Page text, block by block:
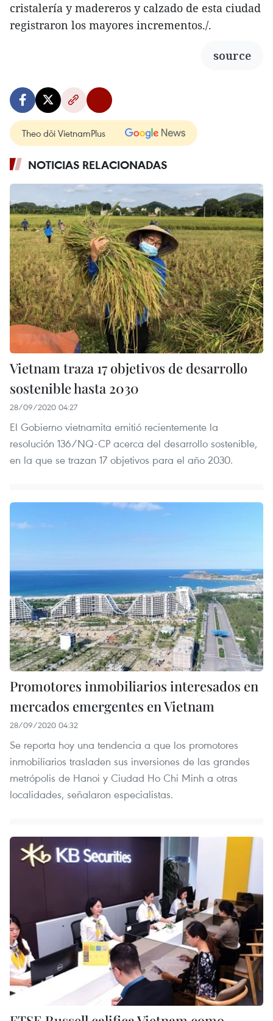
cristalería y madereros y calzado de esta ciudad
registraron los mayores incrementos./.
source
Theo dõi VietnamPlus
NOTICIAS RELACIONADAS
Vietnam traza 17 objetivos de desarrollo
sostenible hasta 2030
28/09/2020 04:27
El Gobierno vietnamita emitió recientemente la
resolución 136/NQ-CP acerca del desarrollo sostenible,
en la que se trazan 17 objetivos para el año 2030.
Promotores inmobiliarios interesados en
mercados emergentes en Vietnam
28/09/2020 04:32
Se reporta hoy una tendencia a que los promotores
inmobiliarios trasladen sus inversiones de las grandes
metrópolis de Hanoi y Ciudad Ho Chi Minh a otras
localidades, señalaron especialistas.